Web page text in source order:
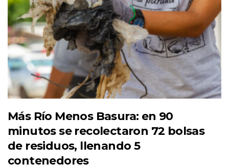
Más Río Menos Basura: en 90
minutos se recolectaron 72 bolsas
de residuos, llenando 5
contenedores